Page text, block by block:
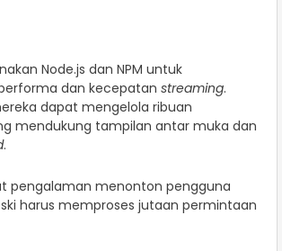
Node.js dan NPM untuk
dan kecepatan streaming.
dapat mengelola ribuan
mendukung tampilan antar muka dan
.
pengalaman menonton pengguna
harus memproses jutaan permintaan